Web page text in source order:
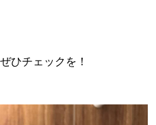
ひチェックを！